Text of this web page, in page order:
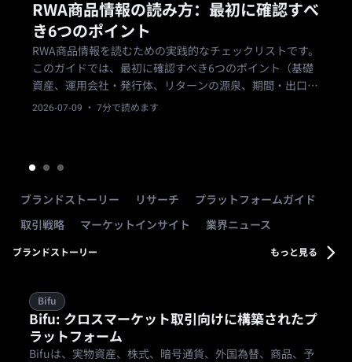
RWA商品情報の読み方：最初に確認すべ
き6つのポイント
RWA商品情報を読むための実践的なチェックリストです。
このガイドでは、最初に確認すべき6つのポイント（基礎
資産、運用会社・発行体、リターンの源泉、期間・出口の
条件、主なリスク、自分への適合性）を順に説明します。
2026-07-09 · 7分で読めます
ブランドストーリー リサーチ
プラットフォームガイド
取引戦略
マーケットインサイト 業界ニュース
ブランドストーリー もっと見る
Bifu
Bifu: クロスマーケット取引向けに構築されたプ
ラットフォーム
Bifuは、実物資産、株式、暗号通貨、外国為替、商品、予